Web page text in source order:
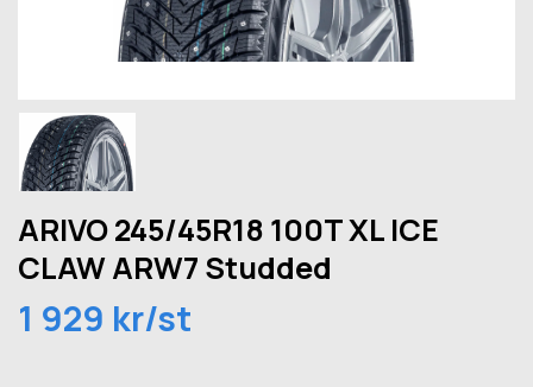
ARIVO 245/45R18 100T XL ICE
CLAW ARW7 Studded
1 929 kr/st